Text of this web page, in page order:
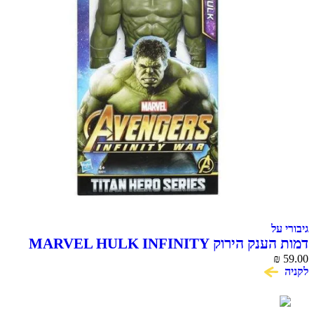
גיבורי על
דמות הענק הירוק MARVEL HULK INFINITY
WAR סדרת Titan Hero
₪ 59.00
לקניה